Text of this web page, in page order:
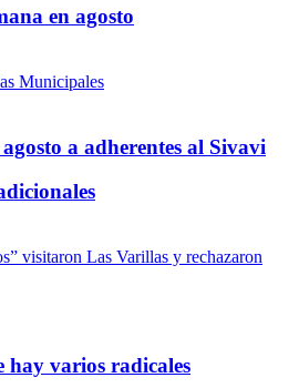
en agosto
a adherentes al Sivavi
hay varios radicales